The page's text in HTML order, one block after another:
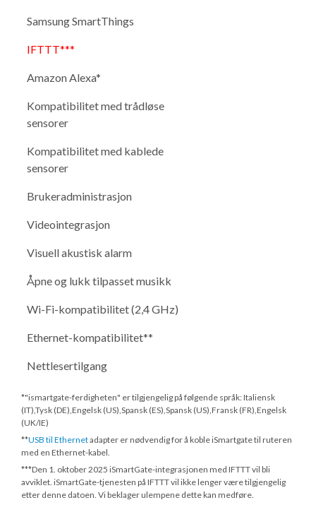
Samsung SmartThings
IFTTT***
Amazon Alexa*
Kompatibilitet med trådløse
sensorer
Kompatibilitet med kablede
sensorer
Brukeradministrasjon
Videointegrasjon
Visuell akustisk alarm
Åpne og lukk tilpasset musikk
Wi-Fi-kompatibilitet (2,4 GHz)
Ethernet-kompatibilitet**
Nettlesertilgang
*"ismartgate-ferdigheten" er tilgjengelig på følgende språk: Italiensk
(IT),Tysk (DE),Engelsk (US),Spansk (ES),Spansk (US),Fransk (FR),Engelsk
(UK/IE)
**USB til Ethernetadapter er nødvendig for å koble iSmartgate til ruteren
med en Ethernet-kabel.
***Den 1. oktober 2025 iSmartGate-integrasjonen med IFTTT vil bli
avviklet. iSmartGate-tjenesten på IFTTT vil ikke lenger være tilgjengelig
etter denne datoen. Vi beklager ulempene dette kan medføre.